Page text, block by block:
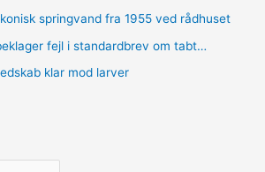
springvand fra 1955 ved rådhuset
fejl i standardbrev om tabt…
klar mod larver